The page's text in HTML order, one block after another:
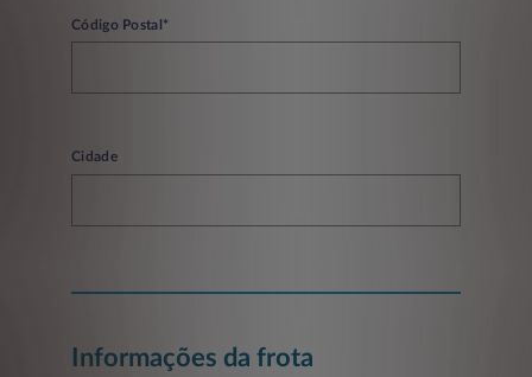
Código Postal*
Cidade
Informações da frota